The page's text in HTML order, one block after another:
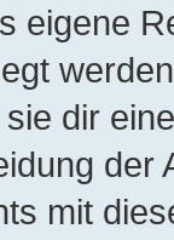
eigene
dir
der
mit